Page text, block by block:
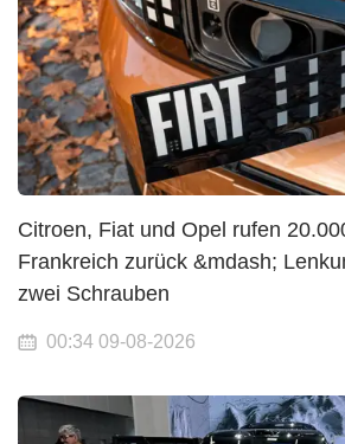
Citroen, Fiat und Opel rufen
Frankreich zurück &mdash;
zwei Schrauben
00:34 09-08-2026